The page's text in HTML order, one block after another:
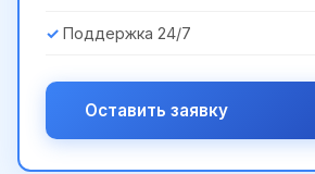
Поддержка 24/7
Оставить заявку